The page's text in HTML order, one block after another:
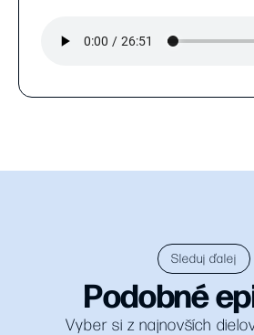
Sleduj ďalej
Podobné
Vyber si z najnovších